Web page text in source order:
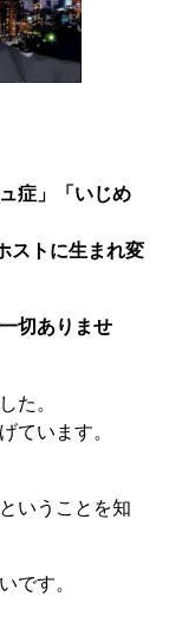
症」「いじめ
ストに生まれ変
切ありませ
た。
ています。
いうことを知
です。